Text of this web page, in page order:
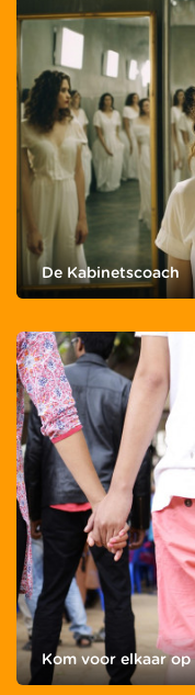
De Kabinetscoach
Kom voor elkaar op